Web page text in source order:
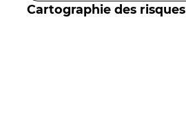
Cartographie des